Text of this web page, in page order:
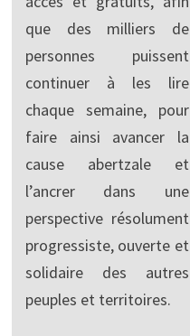
que des milliers de
personnes puissent
continuer à les lire
chaque semaine, pour
faire ainsi avancer la
cause abertzale et
l’ancrer dans une
perspective résolument
progressiste, ouverte et
solidaire des autres
peuples et territoires.